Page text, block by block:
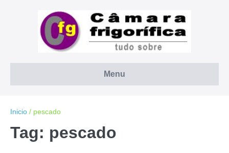
Menu
Inicio / pescado
Tag: pescado